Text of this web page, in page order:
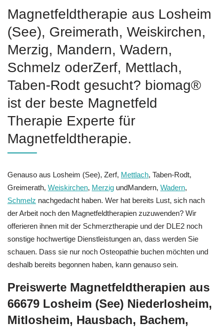
Magnetfeldtherapie aus Losheim
(See), Greimerath, Weiskirchen,
Merzig, Mandern, Wadern,
Schmelz oderZerf, Mettlach,
Taben-Rodt gesucht? biomag®
ist der beste Magnetfeld
Therapie Experte für
Magnetfeldtherapie.
Genauso aus Losheim (See), Zerf, Mettlach, Taben-Rodt,
Greimerath, Weiskirchen, Merzig undMandern, Wadern,
Schmelz nachgedacht haben. Wer hat bereits Lust, sich nach
der Arbeit noch den Magnetfeldtherapien zuzuwenden? Wir
offerieren ihnen mit der Schmerztherapie und der DLE2 noch
sonstige hochwertige Dienstleistungen an, dass werden Sie
schauen. Dass sie nur noch Osteopathie buchen möchten und
deshalb bereits begonnen haben, kann genauso sein.
Preiswerte Magnetfeldtherapien aus
66679 Losheim (See) Niederlosheim,
Mitlosheim, Hausbach, Bachem,